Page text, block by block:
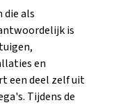
die als
is
en
een deel zelf uit
Tijdens de